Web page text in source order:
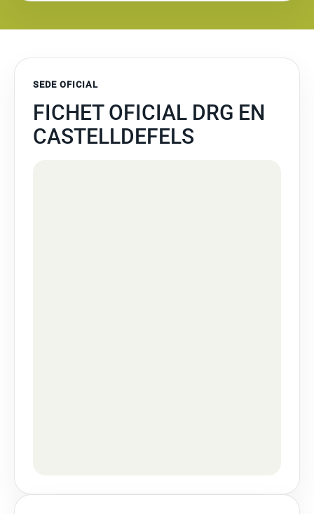
SEDE OFICIAL
FICHET OFICIAL DRG EN
CASTELLDEFELS